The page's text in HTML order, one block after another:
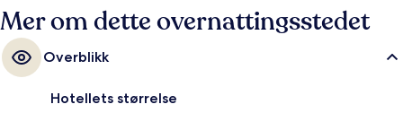
undergrunnsstasjon.
Mer om dette overnattingsstedet
Overblikk
Hotellets størrelse